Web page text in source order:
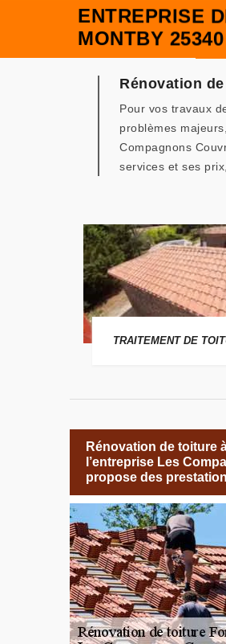
ENTREPRISE
MONTBY 25340
Rénovation
Pour vos travaux
problèmes
Compagnons
services et ses
TRAITEMENT DE
Rénovation de toiture
l’entreprise Les
propose des